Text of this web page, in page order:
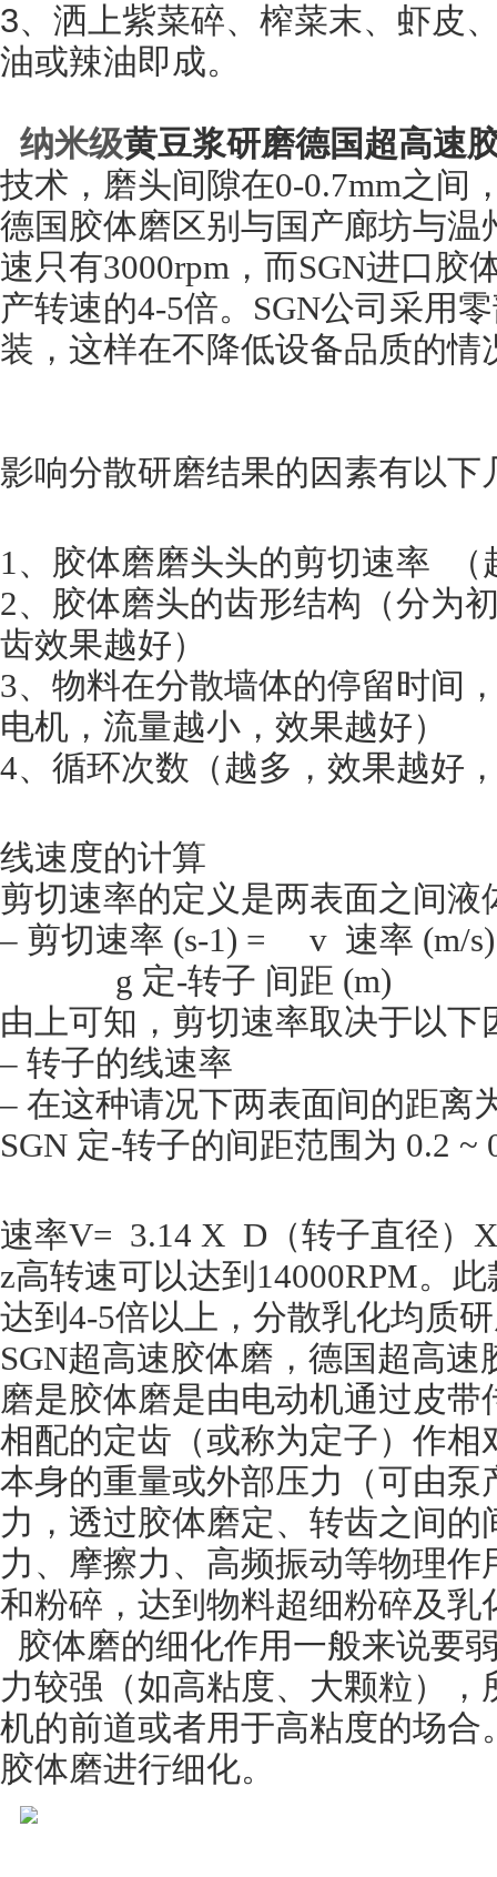
3、洒上紫菜碎、榨菜末、虾皮
油或辣油即成。
纳米级黄豆浆研磨德国超高速
技术，磨头间隙在0-0.7mm之间
德国胶体磨区别与国产廊坊与
速只有3000rpm，而SGN进口胶
产转速的4-5倍。SGN公司采用
装，这样在不降低设备品质的
影响分散研磨结果的因素有以下
1、胶体磨磨头头的剪切速率 （
2、胶体磨头的齿形结构（分为
齿效果越好）
3、物料在分散墙体的停留时间
电机，流量越小，效果越好）
4、循环次数（越多，效果越好
线速度的计算
剪切速率的定义是两表面之间
– 剪切速率 (s-1) = v 速率
g 定-转子 间距 (m)
由上可知，剪切速率取决于以
– 转子的线速率
– 在这种请况下两表面间的距离
SGN 定-转子的间距范围为 0.2 ~
速率V= 3.14 X D（转子直径）
z高转速可以达到14000RPM。
达到4-5倍以上，分散乳化均质
SGN超高速胶体磨，德国超高
磨是胶体磨是由电动机通过皮
相配的定齿（或称为定子）作
本身的重量或外部压力（可由
力，透过胶体磨定、转齿之间
力、摩擦力、高频振动等物理
和粉碎，达到物料超细粉碎及乳
胶体磨的细化作用一般来说要
力较强（如高粘度、大颗粒）
机的前道或者用于高粘度的场
胶体磨进行细化。